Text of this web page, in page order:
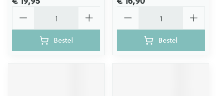
Bestel Bestel